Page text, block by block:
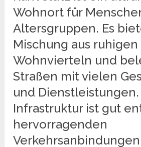
Wohnort für
Altersgruppen. Es
Mischung aus ruhigen
Wohnvierteln und
Straßen mit vielen
und Dienstleistungen.
Infrastruktur ist gut
hervorragenden